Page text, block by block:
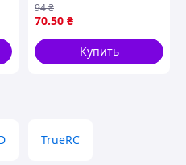
DJI O3 Air Unit
70.50 ₴
94₴
Купить
TrueRC